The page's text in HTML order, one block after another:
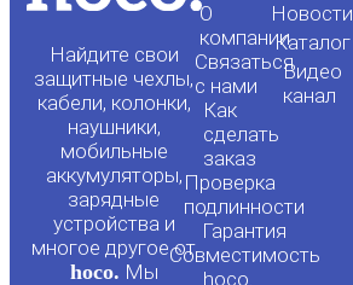
Найдите свои
защитные чехлы,
кабели, колонки,
наушники,
мобильные
аккумуляторы,
зарядные
устройства и
многое другое от
hoco. Мы
О
компании
Связаться
с нами
Как
сделать
заказ
Проверка
подлинности
Гарантия
Совместимость
hoco.
Новости
Каталог
Видео
канал